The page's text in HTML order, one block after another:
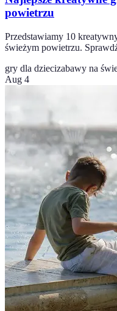
powietrzu
Przedstawiamy 10
świeżym powietrzu.
gry dla dziecizabawy na
Aug 4